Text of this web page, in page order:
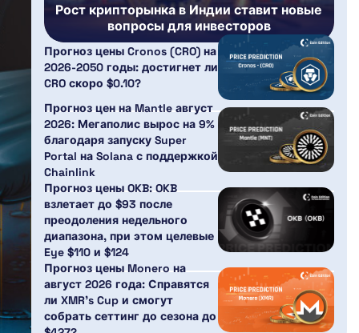
Рост крипторынка в Индии ставит новые
вопросы для инвесторов
Прогноз цены Cronos (CRO) на
2026-2050 годы: достигнет ли
CRO скоро $0.10?
Прогноз цен на Mantle август
2026: Мегаполис вырос на 9%
благодаря запуску Super
Portal на Solana с поддержкой
Chainlink
Прогноз цены OKB: OKB
взлетает до $93 после
преодоления недельного
диапазона, при этом целевые
Eye $110 и $124
Прогноз цены Monero на
август 2026 года: Справятся
ли XMR’s Cup и смогут
собрать сеттинг до сезона до